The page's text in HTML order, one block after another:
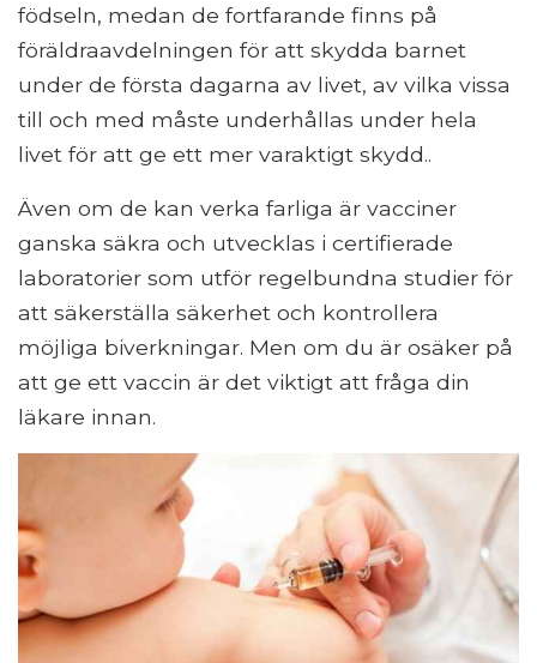
födseln, medan de fortfarande finns på
föräldraavdelningen för att skydda barnet
under de första dagarna av livet, av vilka vissa
till och med måste underhållas under hela
livet för att ge ett mer varaktigt skydd..
Även om de kan verka farliga är vacciner
ganska säkra och utvecklas i certifierade
laboratorier som utför regelbundna studier för
att säkerställa säkerhet och kontrollera
möjliga biverkningar. Men om du är osäker på
att ge ett vaccin är det viktigt att fråga din
läkare innan.